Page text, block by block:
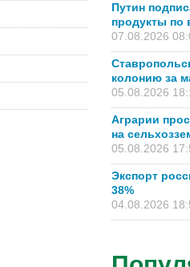
Путин
продукты по
07.08.2026
колонию за
05.08.2026
Аграрии
на
05.08.2026
Экспорт
38%
04.08.2026